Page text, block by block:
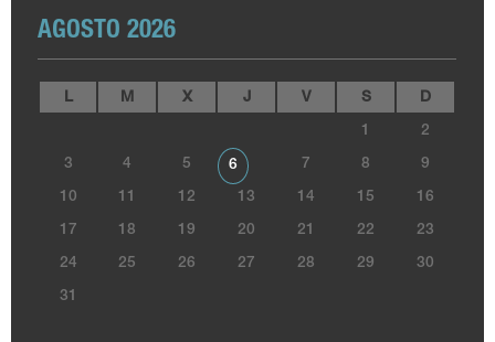
AGOSTO 2026
L M X J V S D
1 2
3 4 5 6 7 8 9
10 11 12 13 14 15 16
17 18 19 20 21 22 23
24 25 26 27 28 29 30
31